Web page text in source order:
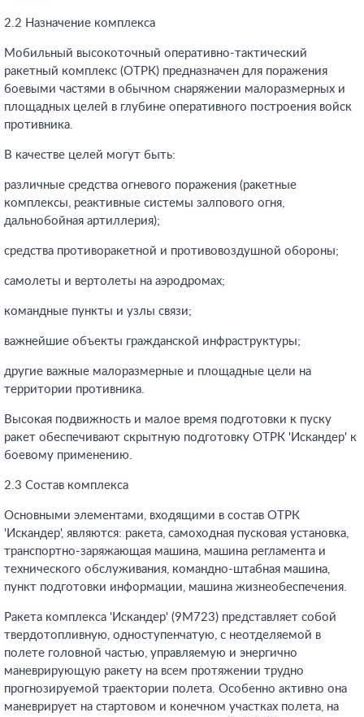
2.2 Назначение комплекса
Мобильный высокоточный оперативно-тактический
ракетный комплекс (ОТРК) предназначен для поражения
боевыми частями в обычном снаряжении малоразмерных и
площадных целей в глубине оперативного построения войск
противника.
В качестве целей могут быть:
различные средства огневого поражения (ракетные
комплексы, реактивные системы залпового огня,
дальнобойная артиллерия);
средства противоракетной и противовоздушной обороны;
самолеты и вертолеты на аэродромах;
командные пункты и узлы связи;
важнейшие объекты гражданской инфраструктуры;
другие важные малоразмерные и площадные цели на
территории противника.
Высокая подвижность и малое время подготовки к пуску
ракет обеспечивают скрытную подготовку ОТРК 'Искандер' к
боевому применению.
2.3 Состав комплекса
Основными элементами, входящими в состав ОТРК
'Искандер', являются: ракета, самоходная пусковая установка,
транспортно-заряжающая машина, машина регламента и
технического обслуживания, командно-штабная машина,
пункт подготовки информации, машина жизнеобеспечения.
Ракета комплекса 'Искандер' (9М723) представляет собой
твердотопливную, одноступенчатую, с неотделяемой в
полете головной частью, управляемую и энергично
маневрирующую ракету на всем протяжении трудно
прогнозируемой траектории полета. Особенно активно она
маневрирует на стартовом и конечном участках полета, на